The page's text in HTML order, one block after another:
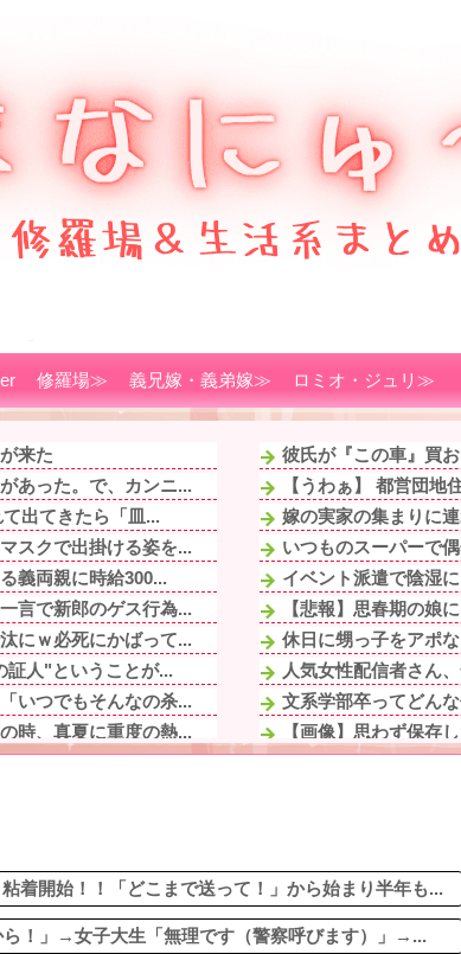
修羅場≫ 義兄嫁・義弟嫁≫ ロミオ・ジュリ≫
来た
あった。で、カンニ...
出てきたら「皿...
スクで出掛ける姿を...
義両親に時給300...
言で新郎のゲス行為...
にｗ必死にかばって...
証人"ということが...
いつでもそんなの杀...
時、真夏に重度の熱...
わからないんだけど...
そうなの」友「これ...
れた瞬間、一人の女...
彼氏が『この車』買
【うわぁ】 都営団地
嫁の実家の集まりに
いつものスーパーで
イベント派遣で陰湿
【悲報】思春期の娘
休日に甥っ子をアポ
人気女性配信者さん
文系学部卒ってどん
【画像】思わず保存
【驚愕】マチアプで
着開始！！「どこまで送って！」から始まり半年も...
！」→女子大生「無理です（警察呼びます）」→...